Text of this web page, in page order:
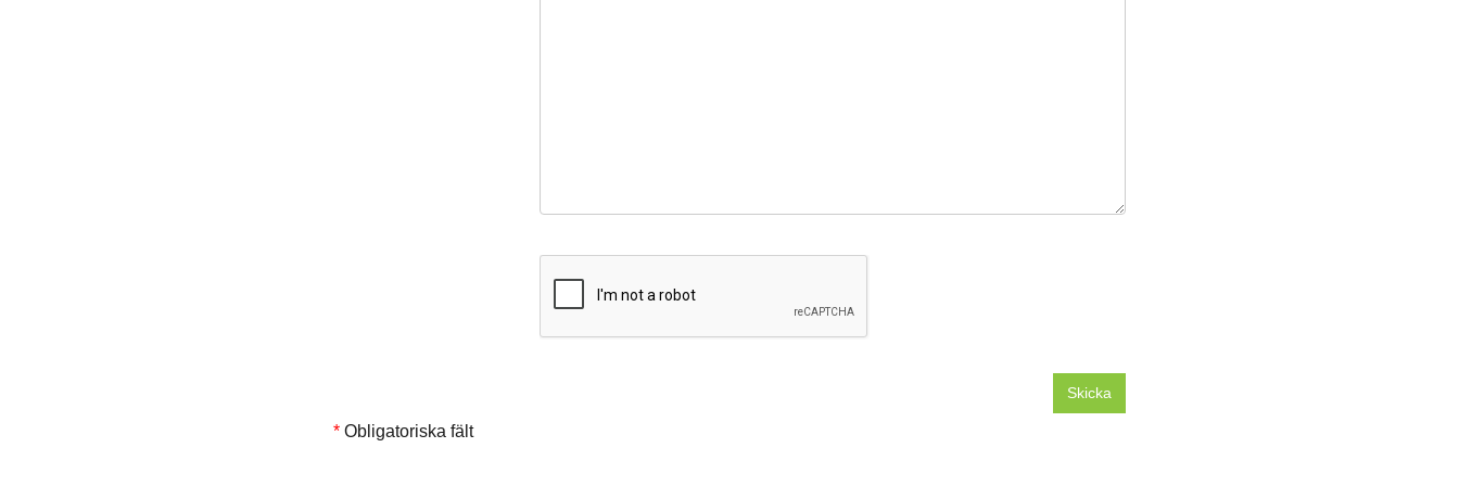
* Obligatoriska fält